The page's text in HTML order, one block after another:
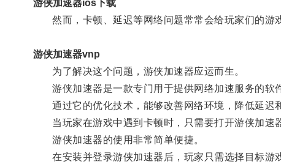
游侠加速器ios下载
然而，卡顿、延迟等网络问题常常会给玩家们的游
游侠加速器vnp
为了解决这个问题，游侠加速器应运而生。
游侠加速器是一款专门用于提供网络加速服务的软
通过它的优化技术，能够改善网络环境，降低延迟
当玩家在游戏中遇到卡顿时，只需要打开游侠加速
游侠加速器的使用非常简单便捷。
在安装并登录游侠加速器后，玩家只需选择目标游